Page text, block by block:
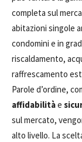
completa sul
abitazioni singole
condomini e in
riscaldamento,
raffrescamento
Parole d’ordine,
affidabilitàe
sul mercato,
alto livello. La